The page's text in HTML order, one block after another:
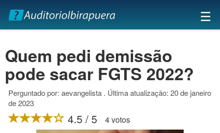
×
☰
Quem pedi demissão
pode sacar FGTS 2022?
Perguntado por: aevangelista . Última atualização: 20 de janeiro
de 2023
4.5 / 5 4 votos